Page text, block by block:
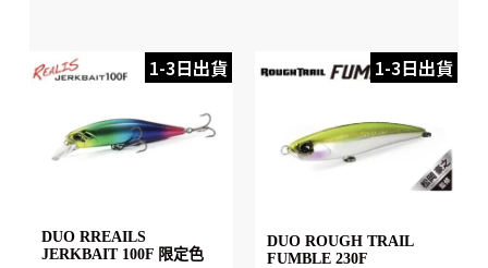
1-3日出貨
DUO RREAILS
JERKBAIT 100F 限定色
1-3日出貨
DUO ROUGH TRAIL
FUMBLE 230F